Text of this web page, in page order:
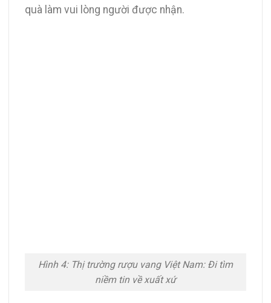
quà làm vui lòng người được nhận.
Hình 4: Thị trường rượu vang Việt Nam: Đi tìm
niềm tin về xuất xứ